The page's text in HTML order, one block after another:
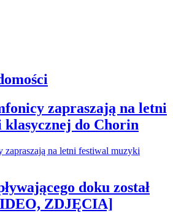
zapraszają na letni
do Chorin
doku został
ZDJĘCIA]